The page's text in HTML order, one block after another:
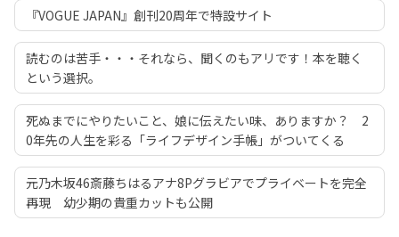
『VOGUE JAPAN』創刊20周年で特設サイト
読むのは苦手・・・それなら、聞くのもアリです！本を聴く
という選択。
死ぬまでにやりたいこと、娘に伝えたい味、ありますか？ 2
0年先の人生を彩る「ライフデザイン手帳」がついてくる
元乃木坂46斎藤ちはるアナ8Pグラビアでプライベートを完全
再現 幼少期の貴重カットも公開